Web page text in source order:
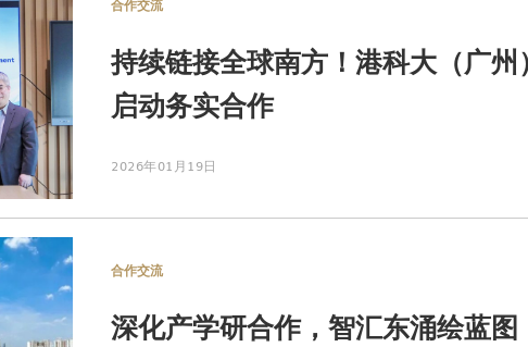
持续链接全球南方！港科大（广
启动务实合作
2026年01月19日
合作交流
深化产学研合作，智汇东涌绘蓝